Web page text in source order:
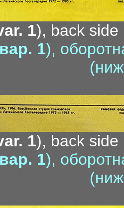
1), back side
вар. 1),
1), back side
вар. 1),